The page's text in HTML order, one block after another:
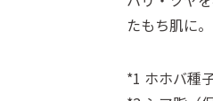
たもち肌に。
*1 ホホバ種